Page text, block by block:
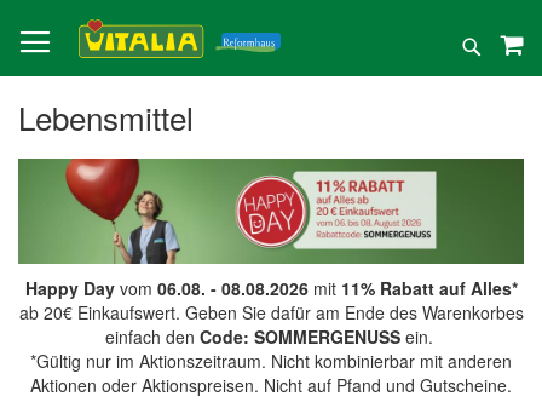
zum
Inhalt
Suche
Lebensmittel
Happy Dayvom 06.08. - 08.08.2026mit 11% Rabatt auf Alles*
ab 20€ Einkaufswert. Geben Sie dafür am Ende des Warenkorbes
einfach den Code: SOMMERGENUSSein.
*Gültig nur im Aktionszeitraum. Nicht kombinierbar mit anderen
Aktionen oder Aktionspreisen. Nicht auf Pfand und Gutscheine.